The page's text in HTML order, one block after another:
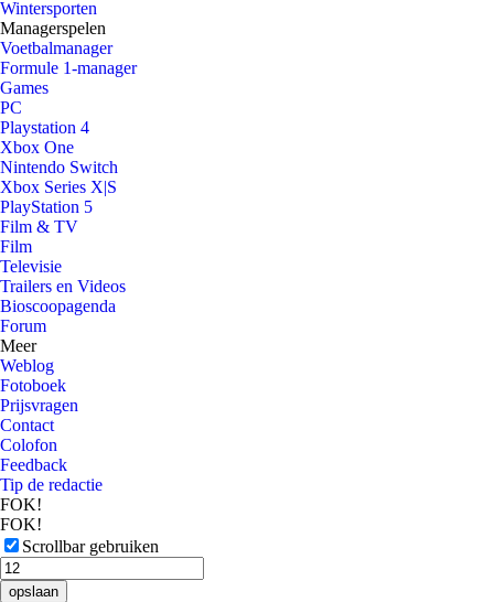
Wintersporten
Managerspelen
Voetbalmanager
Formule 1-manager
Games
PC
Playstation 4
Xbox One
Nintendo Switch
Xbox Series X|S
PlayStation 5
Film & TV
Film
Televisie
Trailers en Videos
Bioscoopagenda
Forum
Meer
Weblog
Fotoboek
Prijsvragen
Contact
Colofon
Feedback
Tip de redactie
FOK!
FOK!
Scrollbar gebruiken
opslaan